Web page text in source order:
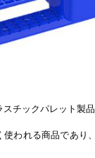
スチックパレット製品
われる商品であり